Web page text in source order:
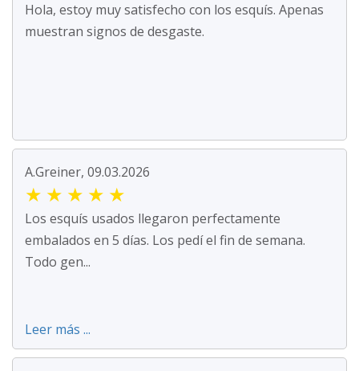
Hola, estoy muy satisfecho con los esquís. Apenas
muestran signos de desgaste.
A.Greiner, 09.03.2026
★ ★ ★ ★ ★
Los esquís usados llegaron perfectamente
embalados en 5 días. Los pedí el fin de semana.
Todo gen...
Leer más ...